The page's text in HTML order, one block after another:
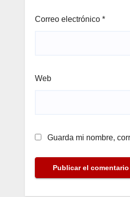
Correo electrónico *
Web
Guarda mi nombre,